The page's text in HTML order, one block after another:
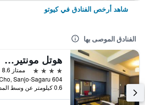
شاهد أرخص الفنادق في كيوتو
الفنادق الموصى بها
هوتل مونتيري كيوتو
4 نجوم
ممتاز 8.6
0.6 كيلومتر عن وسط المدينة